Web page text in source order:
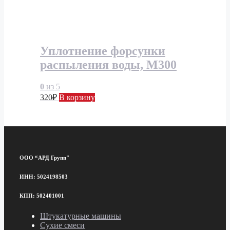
Уплотнение форсунки
распыления воды, М300
0 из 5
320₽ В корзину
ООО “АРД Групп"
ИНН: 5024198503
КПП: 502401001
Штукатурные машины
Сухие смеси